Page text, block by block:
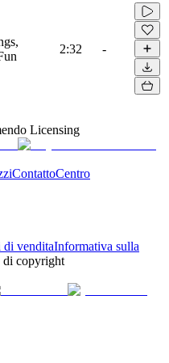
2:32 -
Licensing
ContattoCentro
venditaInformativa sulla
di copyright